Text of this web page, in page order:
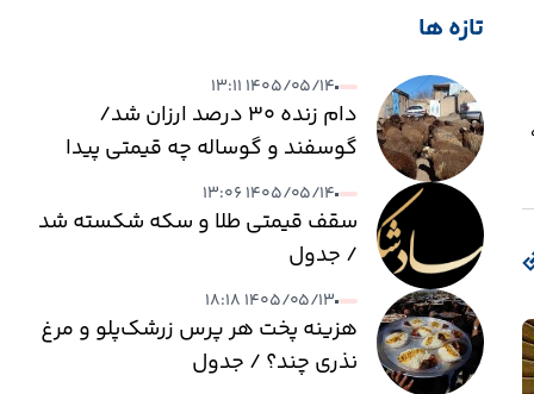
جستجو
و 990
تازه ها
۱۴۰۵/۰۵/۱۴ ۱۳:۱۱
دام زنده ۳۰ درصد ارزان شد/
گوسفند و گوساله چه قیمتی پیدا
کرد؟
۱۴۰۵/۰۵/۱۴ ۱۳:۰۶
سقف قیمتی طلا و سکه شکسته شد
/ جدول
۱۴۰۵/۰۵/۱۳ ۱۸:۱۸
هزینه پخت هر پرس زرشک‌پلو و مرغ
نذری چند؟ / جدول